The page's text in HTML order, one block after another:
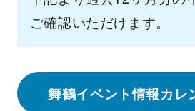
ご確認いただけます。
舞鶴イベント情報カレ